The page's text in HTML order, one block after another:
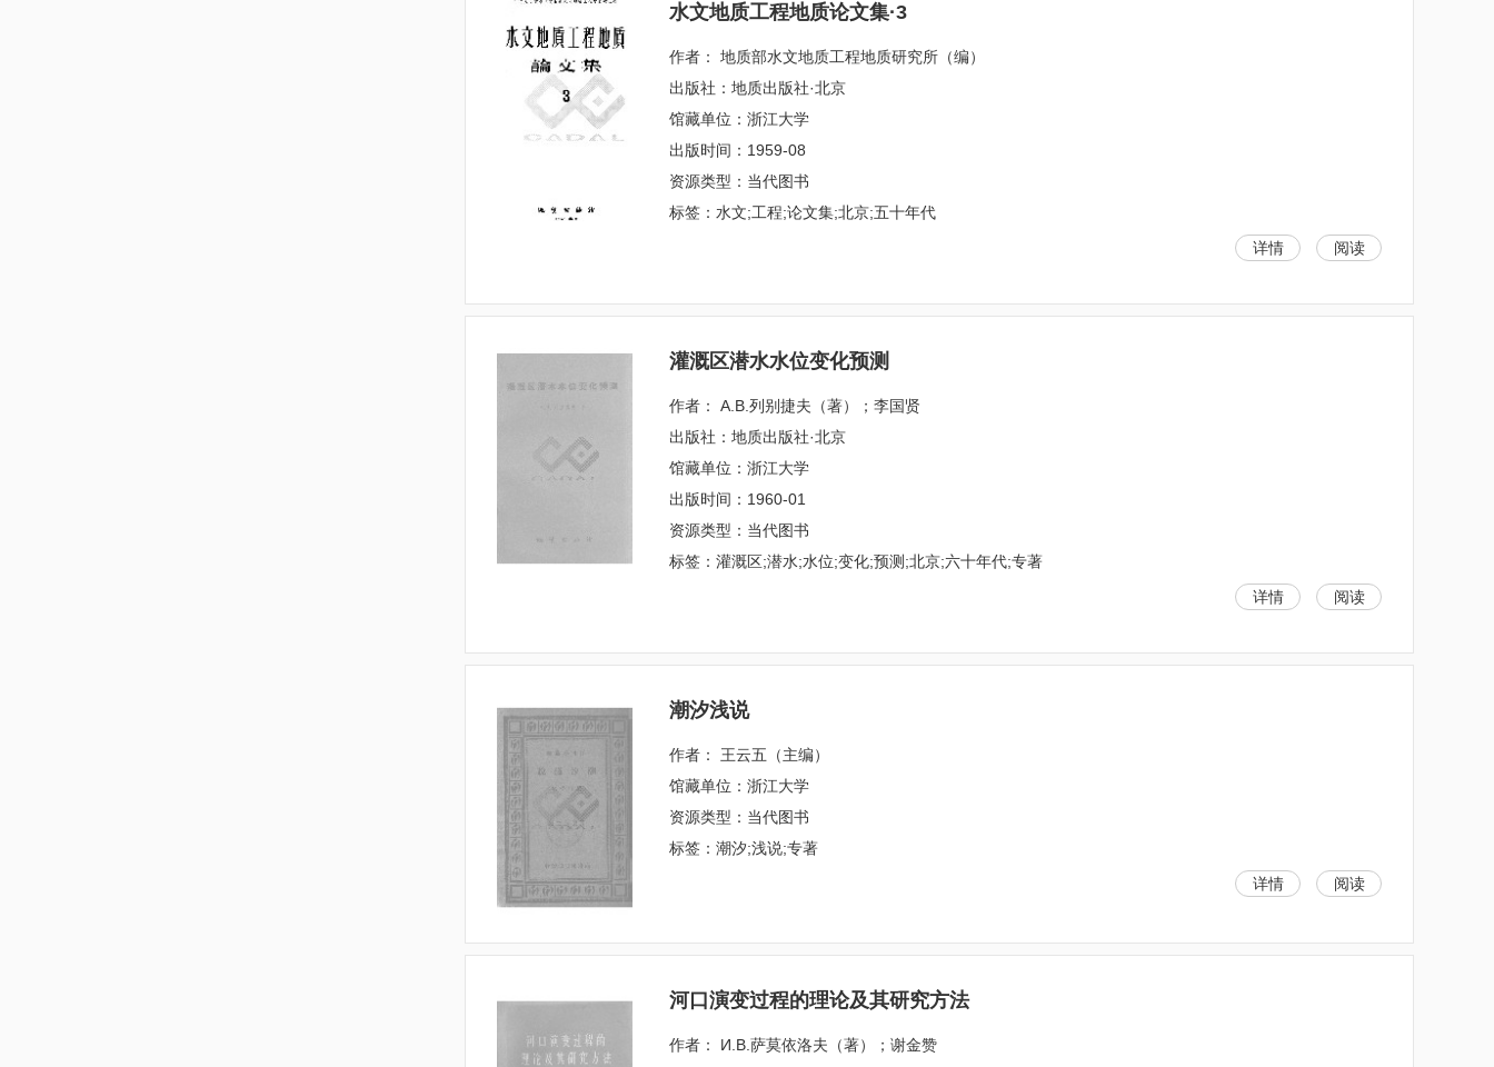
水文地质工程地质论文集·3
作者： 地质部水文地质工程地质研究所（编）
出版社：地质出版社·北京
馆藏单位：浙江大学
出版时间：1959-08
资源类型：当代图书
标签：水文;工程;论文集;北京;五十年代
详情
阅读
灌溉区潜水水位变化预测
作者： А.В.列别捷夫（著）；李国贤
出版社：地质出版社·北京
馆藏单位：浙江大学
出版时间：1960-01
资源类型：当代图书
标签：灌溉区;潜水;水位;变化;预测;北京;六十年代;专著
详情
阅读
潮汐浅说
作者： 王云五（主编）
馆藏单位：浙江大学
资源类型：当代图书
标签：潮汐;浅说;专著
详情
阅读
河口演变过程的理论及其研究方法
作者： И.В.萨莫依洛夫（著）；谢金赞